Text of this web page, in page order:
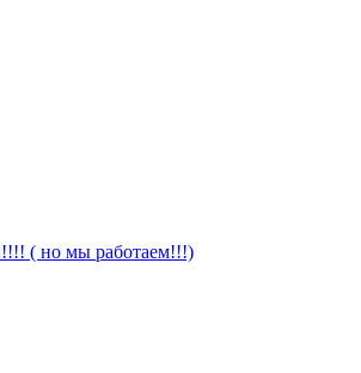
( но мы работаем!!!)